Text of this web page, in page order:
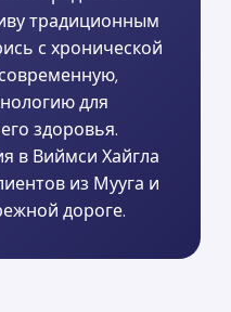
традиционным
с хронической
для
здоровья.
в Виймси Хайгла
из Мууга и
дороге.